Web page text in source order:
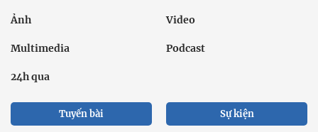
Ảnh Video
Multimedia Podcast
24h qua
Tuyến bài Sự kiện